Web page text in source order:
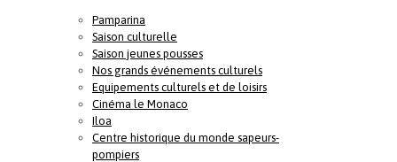
Pamparina
Saison culturelle
Saison jeunes pousses
Nos grands événements culturels
Equipements culturels et de loisirs
Cinéma le Monaco
Iloa
Centre historique du monde sapeurs-
pompiers